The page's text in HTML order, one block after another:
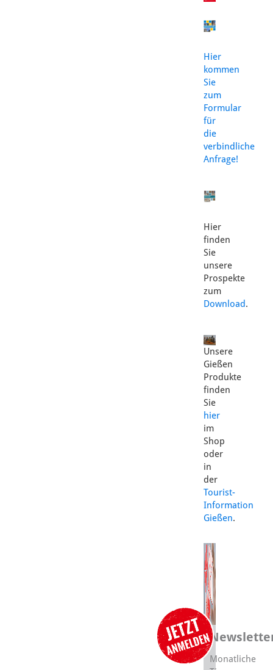
Hier
kommen
Sie
zum
Formular
für
die
verbindliche
Anfrage!
Hier
finden
Sie
unsere
Prospekte
zum
Download.
Unsere
Gießen
Produkte
finden
Sie
hier
im
Shop
oder
in
der
Tourist-
Information
Gießen.
Monatliche